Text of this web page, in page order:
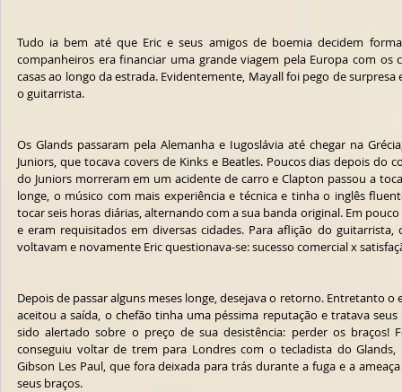
Tudo ia bem até que Eric e seus amigos de boemia decidem
companheiros era financiar uma grande viagem pela Europa com os
casas ao longo da estrada. Evidentemente, Mayall foi pego de
o guitarrista.
Os Glands passaram pela Alemanha e Iugoslávia até chegar na
Juniors, que tocava covers de Kinks e Beatles. Poucos dias depois do
do Juniors morreram em um acidente de carro e Clapton passou a
longe, o músico com mais experiência e técnica e tinha o inglês
tocar seis horas diárias, alternando com a sua banda original. Em
e eram requisitados em diversas cidades. Para aflição do
voltavam e novamente Eric questionava-se: sucesso comercial x
Depois de passar alguns meses longe, desejava o retorno. Entretanto o
aceitou a saída, o chefão tinha uma péssima reputação e tratava
sido alertado sobre o preço de sua desistência: perder os braços!
conseguiu voltar de trem para Londres com o tecladista do Glands,
Gibson Les Paul, que fora deixada para trás durante a fuga e a
seus braços.